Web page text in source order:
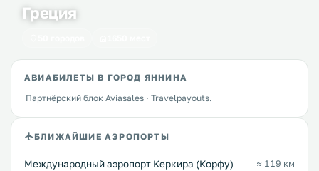
Греция
АВИАБИЛЕТЫ В ГОРОД ЯННИНА
Партнёрский блок Aviasales · Travelpayouts.
БЛИЖАЙШИЕ АЭРОПОРТЫ
Международный аэропорт Керкира (Корфу)
≈ 119 км